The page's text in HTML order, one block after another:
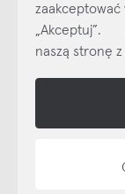
shop online
NAP
zaakceptować
„Akceptuj”.
naszą stronę